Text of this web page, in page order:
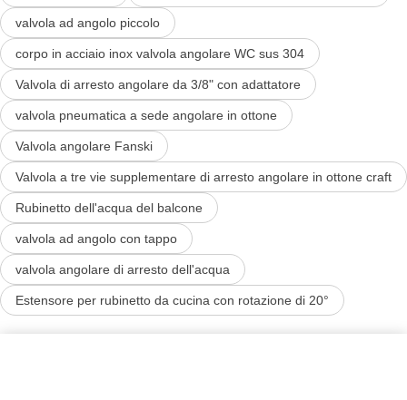
valvola ad angolo piccolo
corpo in acciaio inox valvola angolare WC sus 304
Valvola di arresto angolare da 3/8" con adattatore
valvola pneumatica a sede angolare in ottone
Valvola angolare Fanski
Valvola a tre vie supplementare di arresto angolare in ottone craft
Rubinetto dell'acqua del balcone
valvola ad angolo con tappo
valvola angolare di arresto dell'acqua
Estensore per rubinetto da cucina con rotazione di 20°